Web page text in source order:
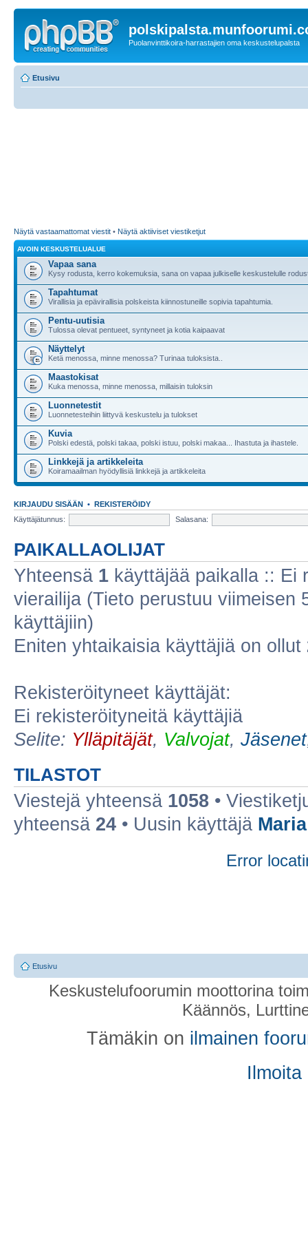
Puolanvinttikoira-harrastajien oma keskustelupalsta
Etusivu
Näytä vastaamattomat viestit • Näytä aktiiviset viestiketjut
AVOIN KESKUSTELUALUE
Vapaa sana
Kysy rodusta, kerro kokemuksia, sana on vapaa julkiselle keskustelulle
Tapahtumat
Virallisia ja epävirallisia polskeista kiinnostuneille sopivia tapahtumia.
Pentu-uutisia
Tulossa olevat pentueet, syntyneet ja kotia kaipaavat
Näyttelyt
Ketä menossa, minne menossa? Turinaa tuloksista..
Maastokisat
Kuka menossa, minne menossa, millaisin tuloksin
Luonnetestit
Luonnetesteihin liittyvä keskustelu ja tulokset
Kuvia
Polski edestä, polski takaa, polski istuu, polski makaa... Ihastuta ja ihastele.
Linkkejä ja artikkeleita
Koiramaailman hyödyllisiä linkkejä ja artikkeleita
KIRJAUDU SISÄÄN • REKISTERÖIDY
Käyttäjätunnus:
Salasana:
PAIKALLAOLIJAT
Yhteensä 1 käyttäjää paikalla :: Ei
vierailija (Tieto perustuu viimeisen
käyttäjiin)
Eniten yhtaikaisia käyttäjiä on ollut
Rekisteröityneet käyttäjät:
Ei rekisteröityneitä käyttäjiä
Selite: Ylläpitäjät, Valvojat, Jäsenet
TILASTOT
Viestejä yhteensä 1058 •
yhteensä 24 • Uusin käyttäjä
Error
Etusivu
Keskustelufoorumin moottorina
Käännös,
Tämäkin on ilmainen